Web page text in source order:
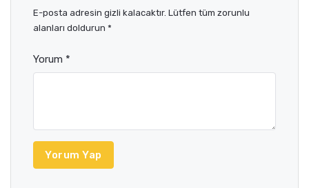
E-posta adresin gizli kalacaktır. Lütfen tüm zorunlu
alanları doldurun *
Yorum *
Yorum Yap